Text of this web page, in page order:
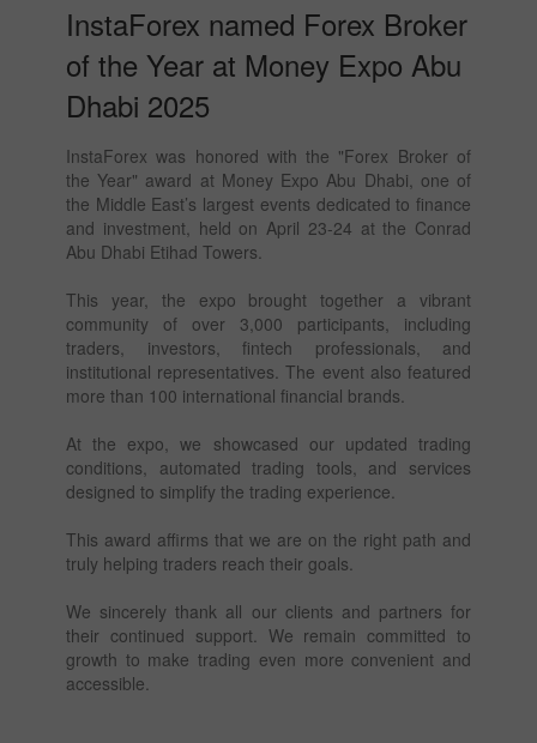
InstaForex named Forex Broker
of the Year at Money Expo Abu
Dhabi 2025
InstaForex was honored with the "Forex Broker of
the Year" award at Money Expo Abu Dhabi, one of
the Middle East’s largest events dedicated to finance
and investment, held on April 23-24 at the Conrad
Abu Dhabi Etihad Towers.
This year, the expo brought together a vibrant
community of over 3,000 participants, including
traders, investors, fintech professionals, and
institutional representatives. The event also featured
more than 100 international financial brands.
At the expo, we showcased our updated trading
conditions, automated trading tools, and services
designed to simplify the trading experience.
This award affirms that we are on the right path and
truly helping traders reach their goals.
We sincerely thank all our clients and partners for
their continued support. We remain committed to
growth to make trading even more convenient and
accessible.